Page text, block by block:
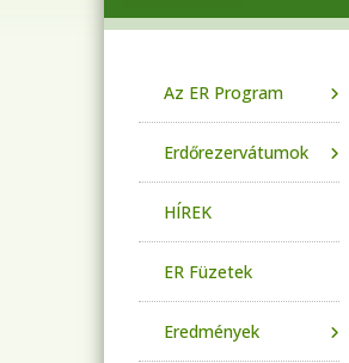
Az ER Program
Erdőrezervátumok
HÍREK
ER Füzetek
Eredmények